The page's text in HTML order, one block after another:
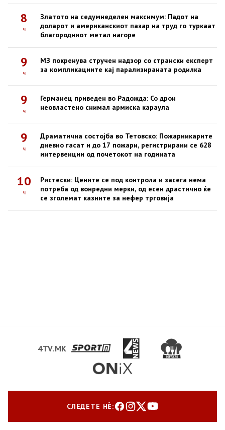
8
ч
Златото на седумнеделен максимум: Падот на
доларот и американскиот пазар на труд го туркаат
благородниот метал нагоре
9
ч
МЗ покренува стручен надзор со странски експерт
за компликациите кај парализираната родилка
9
ч
Германец приведен во Радожда: Со дрон
неовластено снимал армиска караула
9
ч
Драматична состојба во Тетовско: Пожарникарите
дневно гасат и до 17 пожари, регистрирани се 628
интервенции од почетокот на годината
10
ч
Ристески: Цените се под контрола и засега нема
потреба од вонредни мерки, од есен драстично ќе
се зголемат казните за нефер трговија
4TV.MK
СЛЕДЕТЕ НЀ: